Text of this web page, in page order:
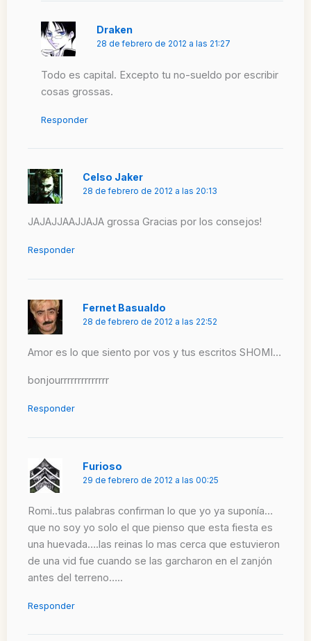
Draken
28 de febrero de 2012 a las 21:27
Todo es capital. Excepto tu no-sueldo por escribir
cosas grossas.
Responder
Celso Jaker
28 de febrero de 2012 a las 20:13
JAJAJJAAJJAJA grossa Gracias por los consejos!
Responder
Fernet Basualdo
28 de febrero de 2012 a las 22:52
Amor es lo que siento por vos y tus escritos SHOMI…
bonjourrrrrrrrrrrrrr
Responder
Furioso
29 de febrero de 2012 a las 00:25
Romi..tus palabras confirman lo que yo ya suponía…
que no soy yo solo el que pienso que esta fiesta es
una huevada….las reinas lo mas cerca que estuvieron
de una vid fue cuando se las garcharon en el zanjón
antes del terreno…..
Responder